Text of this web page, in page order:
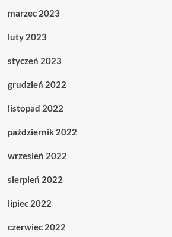
marzec 2023
luty 2023
styczeń 2023
grudzień 2022
listopad 2022
październik 2022
wrzesień 2022
sierpień 2022
lipiec 2022
czerwiec 2022